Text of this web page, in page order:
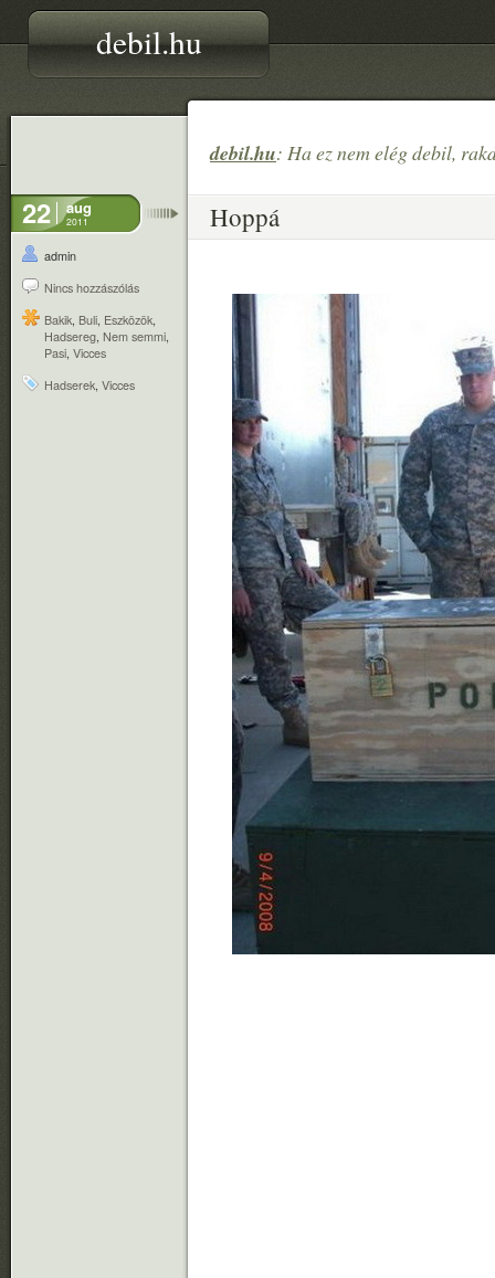
debil.hu
debil.hu: Ha ez nem elég debil,
22 aug
2011
admin
Nincs hozzászólás
Bakik, Buli, Eszközök,
Hadsereg, Nem semmi,
Pasi, Vicces
Hadserek, Vicces
Hoppá